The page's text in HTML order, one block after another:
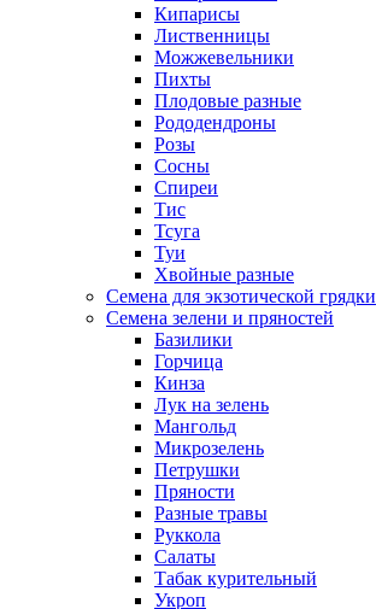
Кипарисы
Лиственницы
Можжевельники
Пихты
Плодовые разные
Рододендроны
Розы
Сосны
Спиреи
Тис
Тсуга
Туи
Хвойные разные
Семена для экзотической грядки
Семена зелени и пряностей
Базилики
Горчица
Кинза
Лук на зелень
Мангольд
Микрозелень
Петрушки
Пряности
Разные травы
Руккола
Салаты
Табак курительный
Укроп